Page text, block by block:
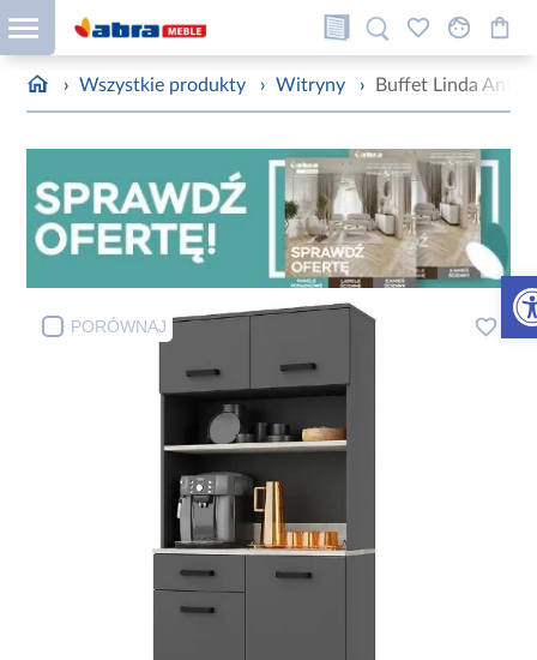
› Wszystkie produkty › Witryny › Buffet Linda
PORÓWNAJ